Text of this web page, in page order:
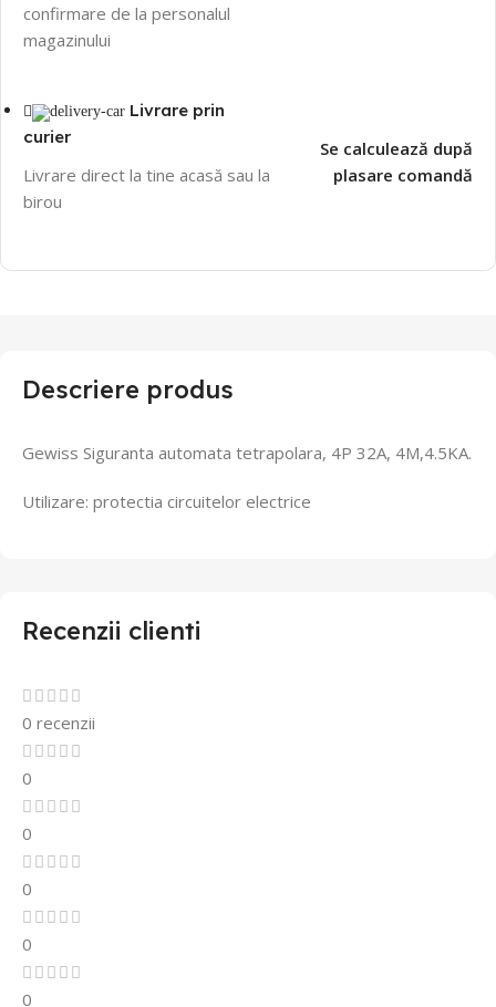
confirmare de la personalul
magazinului
Livrare prin
curier
Livrare direct la tine acasă sau la
birou
Se calculează după
plasare comandă
Descriere produs
Gewiss Siguranta automata tetrapolara, 4P 32A, 4M,4.5KA.
Utilizare: protectia circuitelor electrice
Recenzii clienti
0 recenzii
0
0
0
0
0